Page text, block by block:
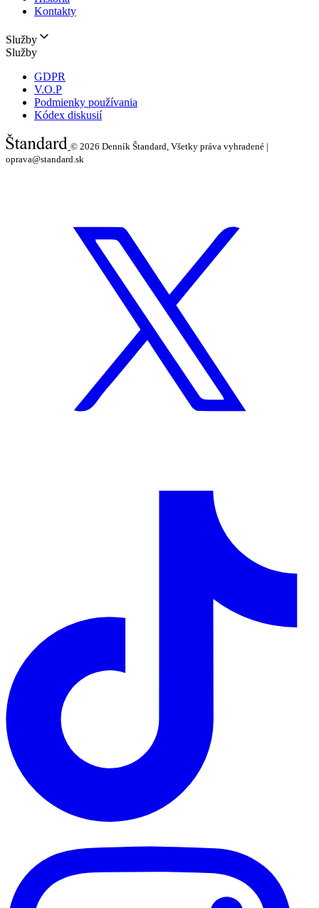
Kontakty
Služby
Služby
GDPR
V.O.P
Podmienky používania
Kódex diskusií
© 2026 Denník Štandard, Všetky práva vyhradené |
oprava@standard.sk